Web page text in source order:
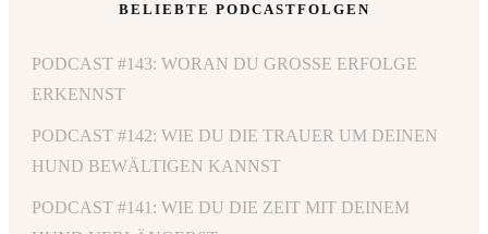
BELIEBTE PODCASTFOLGEN
PODCAST #143: WORAN DU GROSSE ERFOLGE E
RKENNST
PODCAST #142: WIE DU DIE TRAUER UM DEINEN
HUND BEWÄLTIGEN KANNST
PODCAST #141: WIE DU DIE ZEIT MIT DEINEM